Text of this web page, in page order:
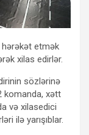
hərəkət etmək
xilas edirlər.
sözlərinə
komanda, xətt
və xilasedici
ilə yarışıblar.